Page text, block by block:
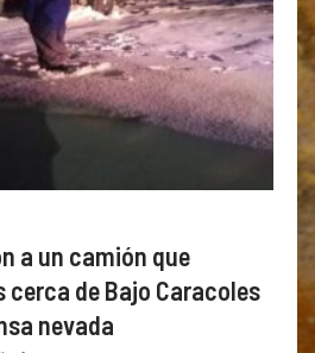
a un camión que
de Bajo Caracoles
nevada